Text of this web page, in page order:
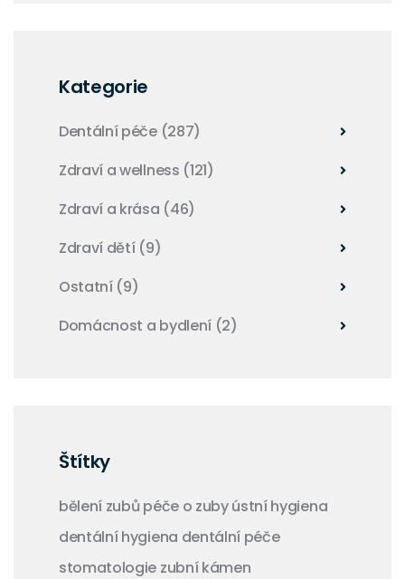
Kategorie
Dentální péče (287)
Zdraví a wellness (121)
Zdraví a krása (46)
Zdraví dětí (9)
Ostatní (9)
Domácnost a bydlení (2)
Štítky
bělení zubů péče o zubyústní hygiena
dentální hygiena dentální péče
stomatologie zubní kámen